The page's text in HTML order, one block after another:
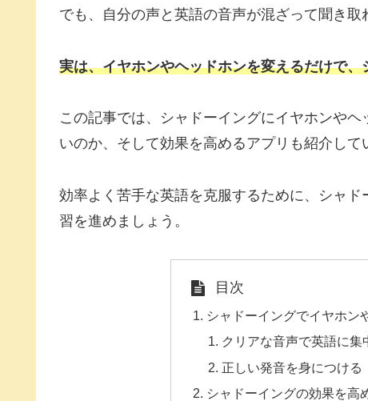
でも、自分の声と英語の音声が混ざって聞き
実は、イヤホンやヘッドホンを変えるだけで
この記事では、シャドーイングにイヤホンや
いのか、そして効果を高めるアプリも紹介して
効率よく苦手な英語を克服するために、シャ
習を進めましょう。
目次
シャドーイングでイヤホン
クリアな音声で英語に集
正しい発音を身につける
シャドーイングの効果を高